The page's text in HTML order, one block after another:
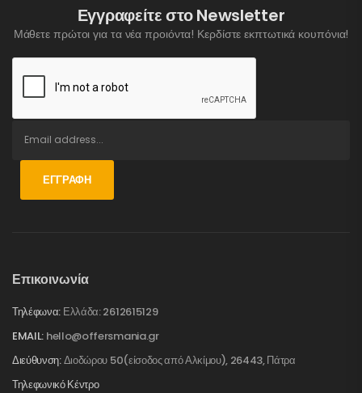
Εγγραφείτε στο Newsletter
Μάθετε πρώτοι για τα νέα προιόντα! Κερδίστε εκπτωτικά κουπόνια!
ΕΓΓΡΑΦΉ
Επικοινωνία
Τηλέφωνα: Ελλάδα: 2612615129
EMAIL: hello@offersmania.gr
Διεύθυνση:Διοδώρου 50(είσοδος από Αλκίμου), 26443, Πάτρα
Τηλεφωνικό Κέντρο